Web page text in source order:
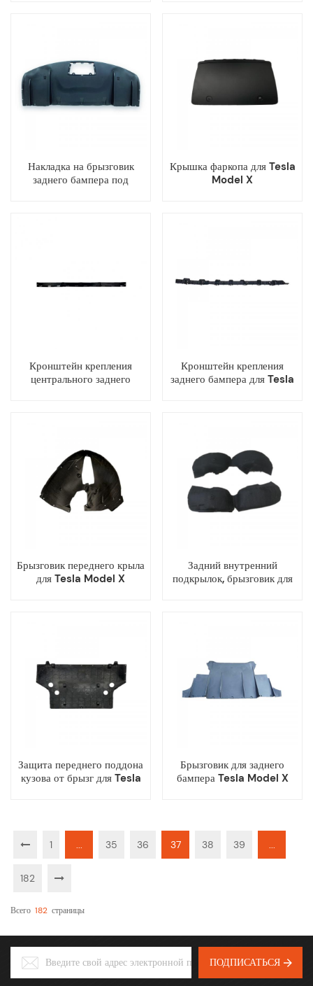
Накладка на брызговик
заднего бампера под
Крышка фаркопа для Tesla
Model X
Кронштейн крепления
центрального заднего
Кронштейн крепления
заднего бампера для Tesla
Брызговик переднего крыла
для Tesla Model X
Задний внутренний
подкрылок, брызговик для
Защита переднего поддона
кузова от брызг для Tesla
Брызговик для заднего
бампера Tesla Model X
1 ... 35 36 37 38 39 ...
182
Всего 182 Страницы
ПОДПИСАТЬСЯ